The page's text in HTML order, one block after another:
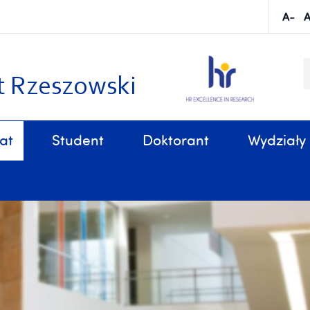
Student Doktorant Wydziały